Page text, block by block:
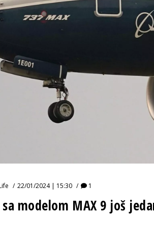
BMW BIZNIS LIGA
IZJAVA GODINE
22/01/2024 | 15:30 1
modelom MAX 9 još